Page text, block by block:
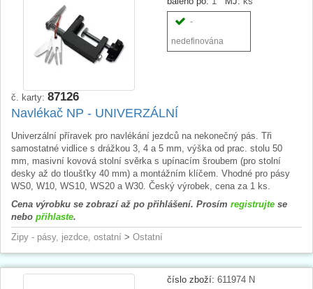
-
nedefinována
č. karty: 87126
Navlékač NP - UNIVERZÁLNÍ
Univerzální příravek pro navlékání jezdců na nekonečný pás. Tři
samostatné vidlice s drážkou 3, 4 a 5 mm, výška od prac. stolu 50
mm, masivní kovová stolní svěrka s upínacím šroubem (pro stolní
desky až do tloušťky 40 mm) a montážním klíčem. Vhodné pro pásy
WS0, W10, WS10, WS20 a W30. Český výrobek, cena za 1 ks.
Cena výrobku se zobrazí až po přihlášení. Prosím registrujte se
nebo přihlaste.
Zipy - pásy, jezdce, ostatní > Ostatní
číslo zboží: 611974 N